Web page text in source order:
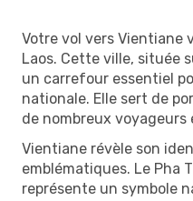
Votre vol vers Vientiane
Laos. Cette ville, située
un carrefour essentiel
nationale. Elle sert de
de nombreux
Vientiane révèle son
emblématiques. Le Pha
représente un symbole